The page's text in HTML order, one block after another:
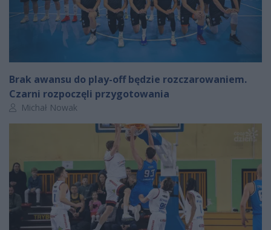
Brak awansu do play-off będzie rozczarowaniem.
Czarni rozpoczęli przygotowania
Autor artykułu:
Michał Nowak